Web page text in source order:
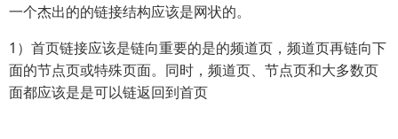
一个杰出的的链接结构应该是网状的。
1）首页链接应该是链向重要的是的频道页，频道页再链向下
面的节点页或特殊页面。同时，频道页、节点页和大多数页
面都应该是是可以链返回到首页